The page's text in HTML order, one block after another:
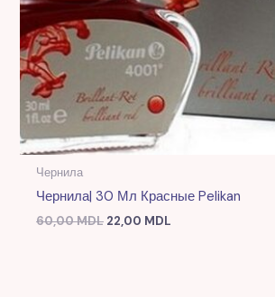
Чернила
Чернила| 30 Мл Красные Pelikan
60,00MDL 22,00 MDL